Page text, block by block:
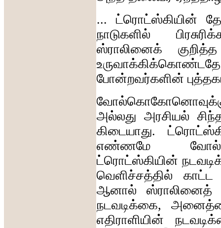
... ட்ரொட்ஸ்கியின்
நாடுகளில்
ஸ்ராலினைக்
குறித்த
உருவாக்கிக்கொண்டதே
போன்றவர்களின்
அல்லது அரசியல்
கிடையாது.
எண்ணமே
ட்ரொட்ஸ்கியின்
வெளிச்சத்தில்
காட்ட
ஆனால்
ஸ்ராலினைத்
நடவடிக்கை,
எதிராளியின்